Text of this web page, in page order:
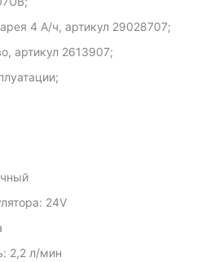
4 А/ч, артикул 29028707;
артикул 2613907;
24V
2,2 л/мин